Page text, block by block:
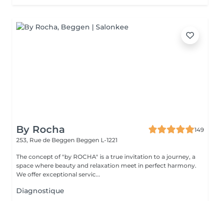
By Rocha
149
253, Rue de Beggen Beggen L-1221
The concept of "by ROCHA" is a true invitation to a journey, a
space where beauty and relaxation meet in perfect harmony.
We offer exceptional servic...
Diagnostique